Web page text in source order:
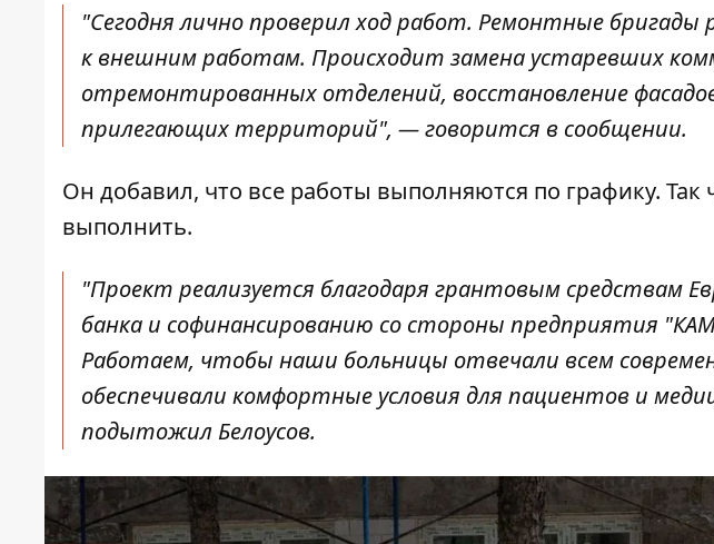
"Сегодня лично проверил ход работ. Ремонтные
к внешним работам. Происходит замена устаревших
отремонтированных отделений, восстановление
прилегающих территорий", — говорится в сообщении.
Он добавил, что все работы выполняются по графику. Так
выполнить.
"Проект реализуется благодаря грантовым средствам
банка и софинансированию со стороны предприятия
Работаем, чтобы наши больницы отвечали всем
обеспечивали комфортные условия для пациентов и
подытожил Белоусов.